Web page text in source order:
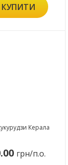
КУПИТИ
Керала
грн/п.о.